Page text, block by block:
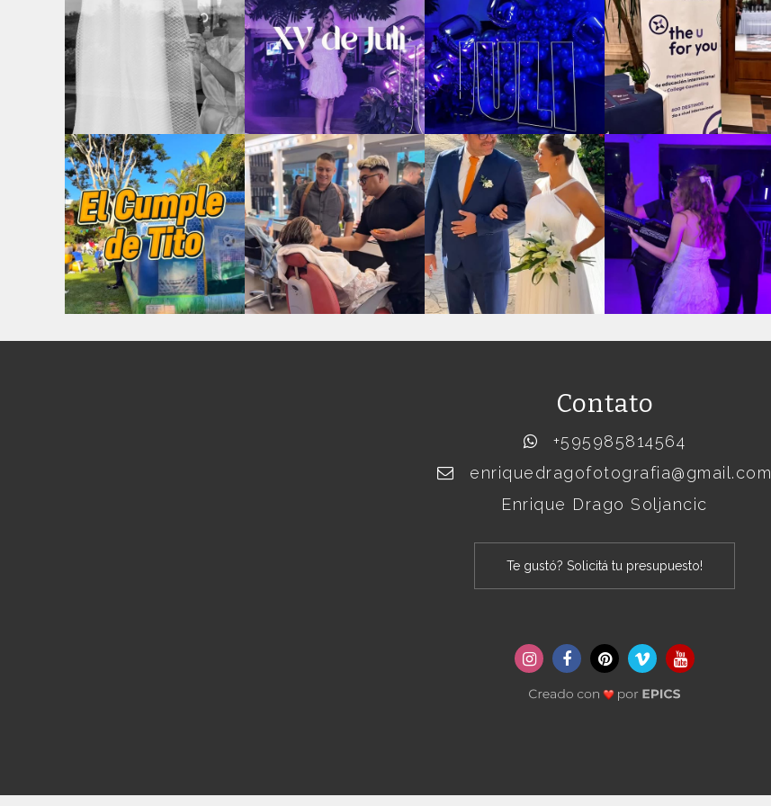
Contato
+595985814564
enriquedragofotografia@gmail.com
Enrique Drago Soljancic
Te gustó? Solicitá tu presupuesto!